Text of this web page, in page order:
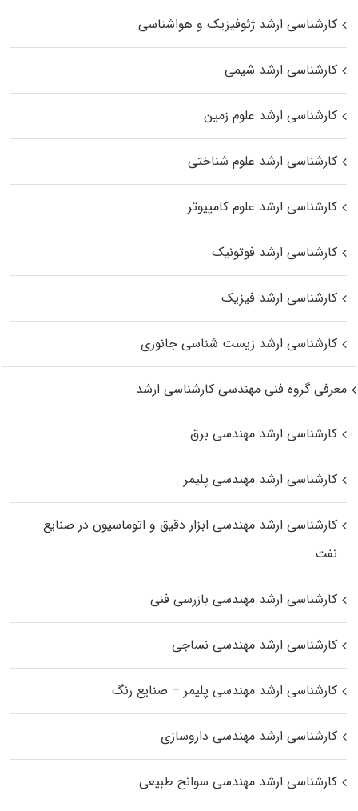
کارشناسی ارشد ژئوفیزیک و هواشناسی
کارشناسی ارشد شیمی
کارشناسی ارشد علوم زمین
کارشناسی ارشد علوم شناختی
کارشناسی ارشد علوم کامپیوتر
کارشناسی ارشد فوتونیک
کارشناسی ارشد فیزیک
کارشناسی ارشد زیست‌ شناسی جانوری
معرفی گروه فنی مهندسی کارشناسی ارشد
کارشناسی ارشد مهندسی برق
کارشناسی ارشد مهندسی پلیمر
کارشناسی ارشد مهندسی ابزار دقیق و اتوماسیون در صنایع
نفت
کارشناسی ارشد مهندسی بازرسی فنی
کارشناسی ارشد مهندسی نساجی
کارشناسی ارشد مهندسی پلیمر – صنایع رنگ
کارشناسی ارشد مهندسی داروسازی
کارشناسی ارشد مهندسی سوانح طبیعی